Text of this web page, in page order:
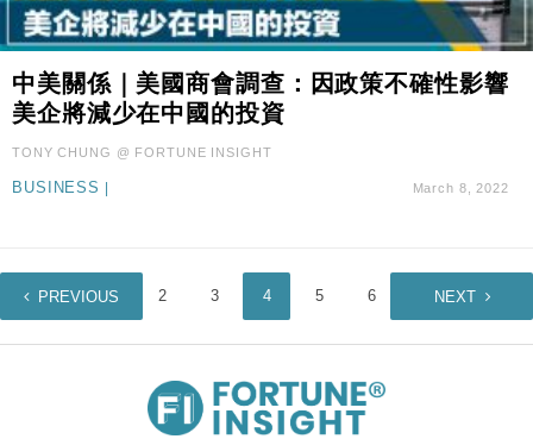
中美關係｜美國商會調查：因政策不確性影響
美企將減少在中國的投資
TONY CHUNG @ FORTUNE INSIGHT
BUSINESS | March 8, 2022
PREVIOUS
1 2 3 4 5 6 NEXT